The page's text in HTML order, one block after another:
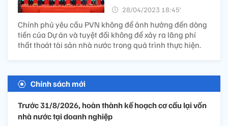
28/04/2023 18:45’
Chính phủ yêu cầu PVN không để ảnh hưởng đến dòng
tiền của Dự án và tuyệt đối không để xảy ra lãng phí
thất thoát tài sản nhà nước trong quá trình thực hiện.
Chính sách mới
Trước 31/8/2026, hoàn thành kế hoạch cơ cấu lại vốn
nhà nước tại doanh nghiệp